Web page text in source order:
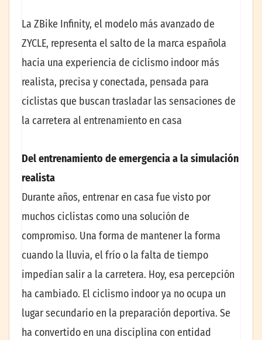
La ZBike Infinity, el modelo más avanzado de
ZYCLE, representa el salto de la marca española
hacia una experiencia de ciclismo indoor más
realista, precisa y conectada, pensada para
ciclistas que buscan trasladar las sensaciones de
la carretera al entrenamiento en casa
Del entrenamiento de emergencia a la simulación
realista
Durante años, entrenar en casa fue visto por
muchos ciclistas como una solución de
compromiso. Una forma de mantener la forma
cuando la lluvia, el frío o la falta de tiempo
impedían salir a la carretera. Hoy, esa percepción
ha cambiado. El ciclismo indoorya no ocupa un
lugar secundario en la preparación deportiva. Se
ha convertido en una disciplina con entidad